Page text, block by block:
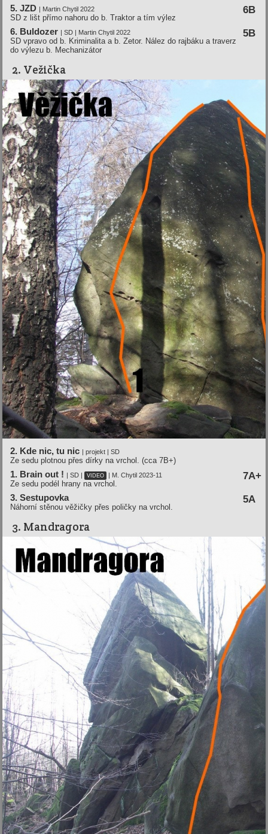
5. JZD | Martin Chytil 2022 6B
SD z lišt přímo nahoru do b. Traktor a tím výlez
6. Buldozer | SD | Martin Chytil 2022 5B
SD vpravo od b. Kriminalita a b. Zetor. Nález do rajbáku a traverz
do výlezu b. Mechanizátor
2. Vežička
2. Kde nic, tu nic | projekt | SD
Ze sedu plotnou přes dírky na vrchol. (cca 7B+)
1. Brain out ! | SD | VIDEO | M. Chytil 2023-11 7A+
Ze sedu podél hrany na vrchol.
3. Sestupovka 5A
Náhorní stěnou věžičky přes poličky na vrchol.
3. Mandragora